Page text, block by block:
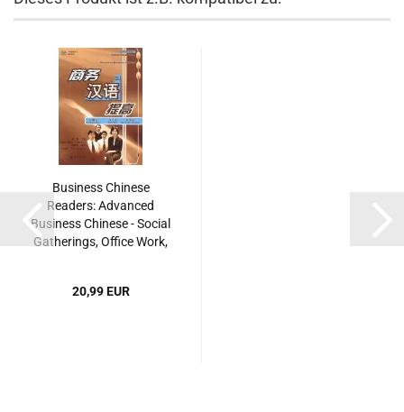
Business Chinese
Readers: Advanced
Business Chinese - Social
Gatherings, Office Work,
9787301090398
20,99 EUR